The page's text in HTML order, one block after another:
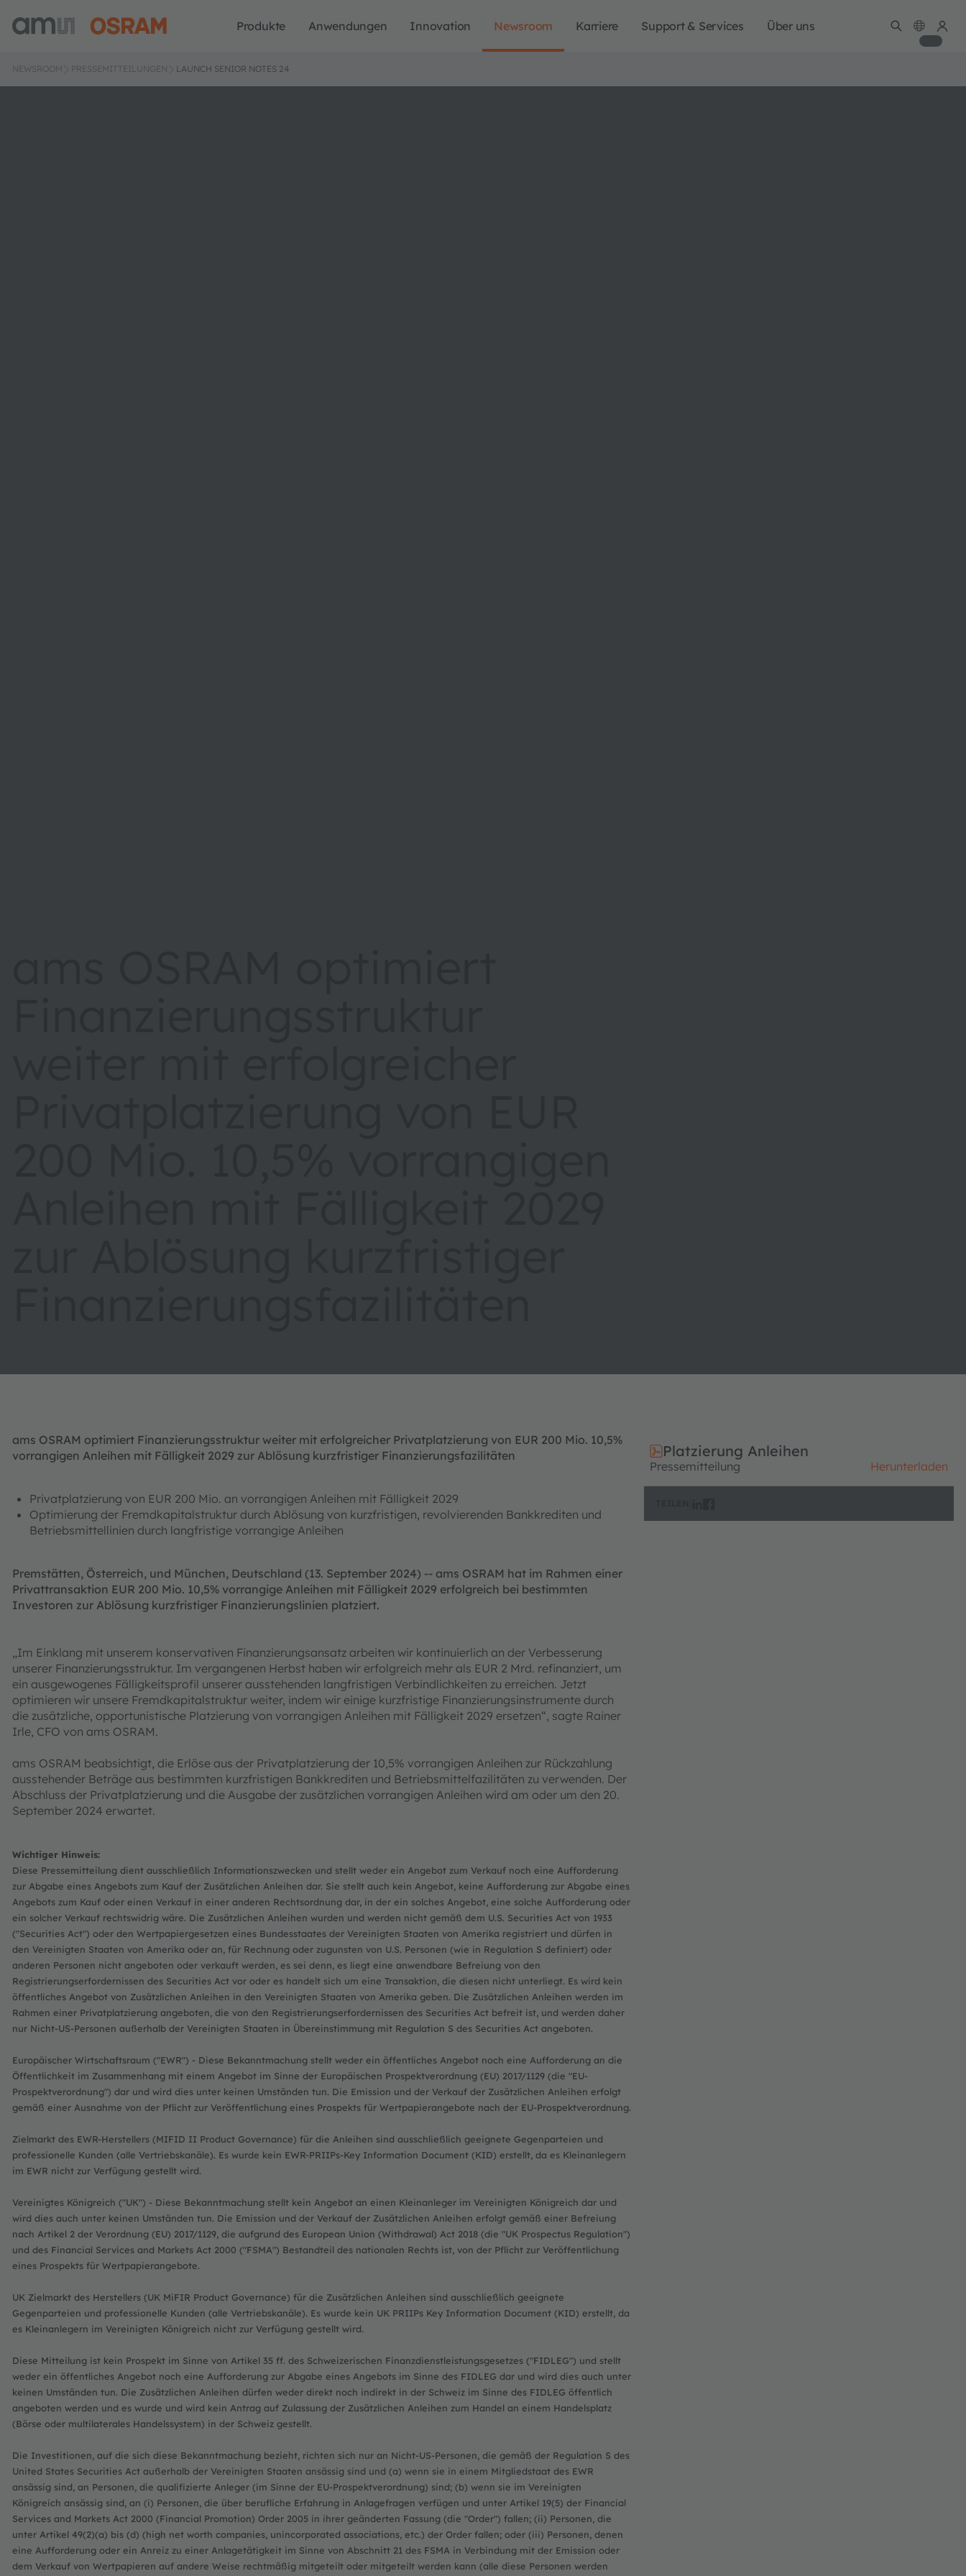
Produkte Anwendungen Innovation Newsroom Karriere Support & Services Über uns
NEWSROOM PRESSEMITTEILUNGEN LAUNCH SENIOR NOTES 24
ams OSRAM optimiert Finanzierungsstruktur weiter mit erfolgreicher Privatplatzierung von EUR 200 Mio. 10,5%
vorrangigen Anleihen mit Fälligkeit 2029 zur Ablösung kurzfristiger Finanzierungsfazilitäten
Privatplatzierung von EUR 200 Mio. an vorrangigen Anleihen mit Fälligkeit 2029
Optimierung der Fremdkapitalstruktur durch Ablösung von kurzfristigen, revolvierenden Bankkrediten und
Betriebsmittellinien durch langfristige vorrangige Anleihen
Premstätten, Österreich, und München, Deutschland (13. September 2024) -- ams OSRAM hat im Rahmen einer
Privattransaktion EUR 200 Mio. 10,5% vorrangige Anleihen mit Fälligkeit 2029 erfolgreich bei bestimmten
Investoren zur Ablösung kurzfristiger Finanzierungslinien platziert.
„Im Einklang mit unserem konservativen Finanzierungsansatz arbeiten wir kontinuierlich an der Verbesserung
unserer Finanzierungsstruktur. Im vergangenen Herbst haben wir erfolgreich mehr als EUR 2 Mrd. refinanziert, um
ein ausgewogenes Fälligkeitsprofil unserer ausstehenden langfristigen Verbindlichkeiten zu erreichen. Jetzt
optimieren wir unsere Fremdkapitalstruktur weiter, indem wir einige kurzfristige Finanzierungsinstrumente durch
die zusätzliche, opportunistische Platzierung von vorrangigen Anleihen mit Fälligkeit 2029 ersetzen“, sagte Rainer
Irle, CFO von ams OSRAM.
ams OSRAM beabsichtigt, die Erlöse aus der Privatplatzierung der 10,5% vorrangigen Anleihen zur Rückzahlung
ausstehender Beträge aus bestimmten kurzfristigen Bankkrediten und Betriebsmittelfazilitäten zu verwenden. Der
Abschluss der Privatplatzierung und die Ausgabe der zusätzlichen vorrangigen Anleihen wird am oder um den 20.
September 2024 erwartet.
Wichtiger Hinweis:
Diese Pressemitteilung dient ausschließlich Informationszwecken und stellt weder ein Angebot zum Verkauf noch eine Aufforderung
zur Abgabe eines Angebots zum Kauf der Zusätzlichen Anleihen dar. Sie stellt auch kein Angebot, keine Aufforderung zur Abgabe eines
Angebots zum Kauf oder einen Verkauf in einer anderen Rechtsordnung dar, in der ein solches Angebot, eine solche Aufforderung oder
ein solcher Verkauf rechtswidrig wäre. Die Zusätzlichen Anleihen wurden und werden nicht gemäß dem U.S. Securities Act von 1933
("Securities Act") oder den Wertpapiergesetzen eines Bundesstaates der Vereinigten Staaten von Amerika registriert und dürfen in
den Vereinigten Staaten von Amerika oder an, für Rechnung oder zugunsten von U.S. Personen (wie in Regulation S definiert) oder
anderen Personen nicht angeboten oder verkauft werden, es sei denn, es liegt eine anwendbare Befreiung von den
Registrierungserfordernissen des Securities Act vor oder es handelt sich um eine Transaktion, die diesen nicht unterliegt. Es wird kein
öffentliches Angebot von Zusätzlichen Anleihen in den Vereinigten Staaten von Amerika geben. Die Zusätzlichen Anleihen werden im
Rahmen einer Privatplatzierung angeboten, die von den Registrierungserfordernissen des Securities Act befreit ist, und werden daher
nur Nicht-US-Personen außerhalb der Vereinigten Staaten in Übereinstimmung mit Regulation S des Securities Act angeboten.
Europäischer Wirtschaftsraum ("EWR") - Diese Bekanntmachung stellt weder ein öffentliches Angebot noch eine Aufforderung an die
Öffentlichkeit im Zusammenhang mit einem Angebot im Sinne der Europäischen Prospektverordnung (EU) 2017/1129 (die "EU-
Prospektverordnung") dar und wird dies unter keinen Umständen tun. Die Emission und der Verkauf der Zusätzlichen Anleihen erfolgt
gemäß einer Ausnahme von der Pflicht zur Veröffentlichung eines Prospekts für Wertpapierangebote nach der EU-Prospektverordnung.
Zielmarkt des EWR-Herstellers (MIFID II Product Governance) für die Anleihen sind ausschließlich geeignete Gegenparteien und
professionelle Kunden (alle Vertriebskanäle). Es wurde kein EWR-PRIIPs-Key Information Document (KID) erstellt, da es Kleinanlegern
im EWR nicht zur Verfügung gestellt wird.
Vereinigtes Königreich ("UK") - Diese Bekanntmachung stellt kein Angebot an einen Kleinanleger im Vereinigten Königreich dar und
wird dies auch unter keinen Umständen tun. Die Emission und der Verkauf der Zusätzlichen Anleihen erfolgt gemäß einer Befreiung
nach Artikel 2 der Verordnung (EU) 2017/1129, die aufgrund des European Union (Withdrawal) Act 2018 (die "UK Prospectus Regulation")
und des Financial Services and Markets Act 2000 ("FSMA") Bestandteil des nationalen Rechts ist, von der Pflicht zur Veröffentlichung
eines Prospekts für Wertpapierangebote.
UK Zielmarkt des Herstellers (UK MiFIR Product Governance) für die Zusätzlichen Anleihen sind ausschließlich geeignete
Gegenparteien und professionelle Kunden (alle Vertriebskanäle). Es wurde kein UK PRIIPs Key Information Document (KID) erstellt, da
es Kleinanlegern im Vereinigten Königreich nicht zur Verfügung gestellt wird.
Diese Mitteilung ist kein Prospekt im Sinne von Artikel 35 ff. des Schweizerischen Finanzdienstleistungsgesetzes ("FIDLEG") und stellt
weder ein öffentliches Angebot noch eine Aufforderung zur Abgabe eines Angebots im Sinne des FIDLEG dar und wird dies auch unter
keinen Umständen tun. Die Zusätzlichen Anleihen dürfen weder direkt noch indirekt in der Schweiz im Sinne des FIDLEG öffentlich
angeboten werden und es wurde und wird kein Antrag auf Zulassung der Zusätzlichen Anleihen zum Handel an einem Handelsplatz
(Börse oder multilaterales Handelssystem) in der Schweiz gestellt.
Die Investitionen, auf die sich diese Bekanntmachung bezieht, richten sich nur an Nicht-US-Personen, die gemäß der Regulation S des
United States Securities Act außerhalb der Vereinigten Staaten ansässig sind und (a) wenn sie in einem Mitgliedstaat des EWR
ansässig sind, an Personen, die qualifizierte Anleger (im Sinne der EU-Prospektverordnung) sind; (b) wenn sie im Vereinigten
Königreich ansässig sind, an (i) Personen, die über berufliche Erfahrung in Anlagefragen verfügen und unter Artikel 19(5) der Financial
Services and Markets Act 2000 (Financial Promotion) Order 2005 in ihrer geänderten Fassung (die "Order") fallen; (ii) Personen, die
unter Artikel 49(2)(a) bis (d) (high net worth companies, unincorporated associations, etc.) der Order fallen; oder (iii) Personen, denen
eine Aufforderung oder ein Anreiz zu einer Anlagetätigkeit im Sinne von Abschnitt 21 des FSMA in Verbindung mit der Emission oder
dem Verkauf von Wertpapieren auf andere Weise rechtmäßig mitgeteilt oder mitgeteilt werden kann (alle diese Personen werden
Platzierung Anleihen
Pressemitteilung Herunterladen